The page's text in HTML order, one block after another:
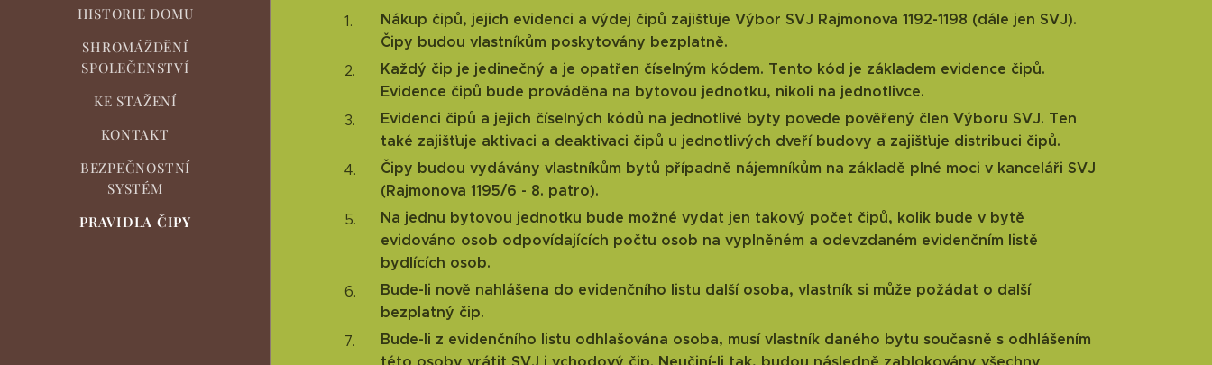
HISTORIE DOMU
SHROMÁŽDĚNÍ
SPOLEČENSTVÍ
KE STAŽENÍ
KONTAKT
BEZPEČNOSTNÍ
SYSTÉM
PRAVIDLA ČIPY
Nákup čipů, jejich evidenci a výdej čipů zajišťuje Výbor SVJ Rajmonova 1192-1198 (dále jen SVJ).
Čipy budou vlastníkům poskytovány bezplatně.
Každý čip je jedinečný a je opatřen číselným kódem. Tento kód je základem evidence čipů.
Evidence čipů bude prováděna na bytovou jednotku, nikoli na jednotlivce.
Evidenci čipů a jejich číselných kódů na jednotlivé byty povede pověřený člen Výboru SVJ. Ten
také zajišťuje aktivaci a deaktivaci čipů u jednotlivých dveří budovy a zajišťuje distribuci čipů.
Čipy budou vydávány vlastníkům bytů případně nájemníkům na základě plné moci v kanceláři SVJ
(Rajmonova 1195/6 - 8. patro).
Na jednu bytovou jednotku bude možné vydat jen takový počet čipů, kolik bude v bytě
evidováno osob odpovídajících počtu osob na vyplněném a odevzdaném evidenčním listě
bydlících osob.
Bude-li nově nahlášena do evidenčního listu další osoba, vlastník si může požádat o další
bezplatný čip.
Bude-li z evidenčního listu odhlašována osoba, musí vlastník daného bytu současně s odhlášením